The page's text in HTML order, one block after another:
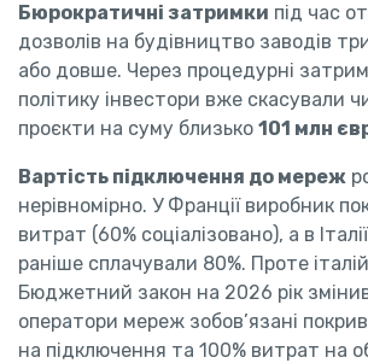
Бюрократичні затримки під час
дозволів на будівництво заводів
або довше. Через процедурні
політику інвестори вже скасували
проєкти на суму близько 101 млн
Вартість підключення до мереж
нерівномірно. У Франції виробник
витрат (60% соціалізовано), а в
раніше сплачували 80%. Проте
Бюджетний закон на 2026 рік
оператори мереж зобов’язані
на підключення та 100% витрат на